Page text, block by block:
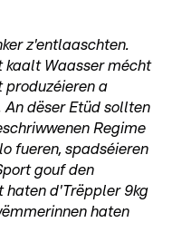
z'entlaaschten.
kaalt Waasser mécht
produzéieren a
An dëser Etüd sollten
Regime
fueren, spadséieren
gouf den
haten d'Trëppler 9kg
haten